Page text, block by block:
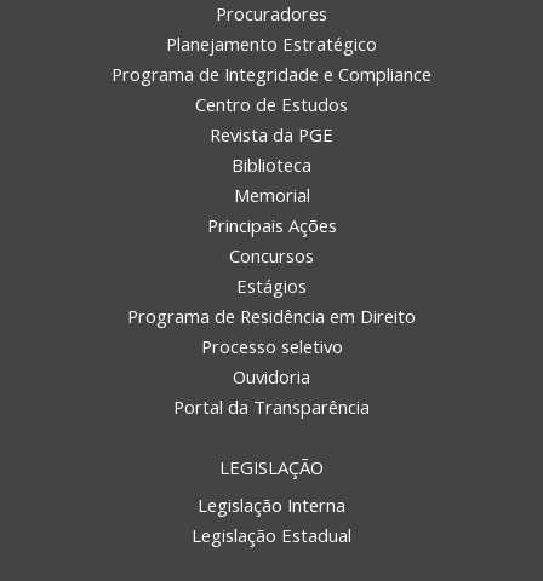
Procuradores
Planejamento Estratégico
Programa de Integridade e Compliance
Centro de Estudos
Revista da PGE
Biblioteca
Memorial
Principais Ações
Concursos
Estágios
Programa de Residência em Direito
Processo seletivo
Ouvidoria
Portal da Transparência
LEGISLAÇÃO
Legislação Interna
Legislação Estadual